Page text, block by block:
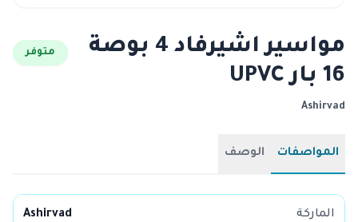
مواسير اشيرفاد 4 بوصة
16 بار UPVC
متوفر
Ashirvad
المواصفات الوصف
الماركة Ashirvad